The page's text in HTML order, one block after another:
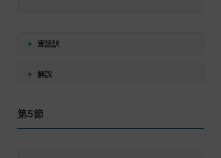
「最高の慈悲」という表現は、第2節で讃えられた
的に依拠する姿勢が示されています。
比を通じて、真の帰依の本質を浮き彫りにしてい
ます。それは、自己の不完全さを深く認識しつつ
＋ 逐語訳
अधि (adhi) – 〜の上に
जनता (janatā) – 人々
＋ 解説
神への絶対的な帰依の宣言へと展開しています。
第5節